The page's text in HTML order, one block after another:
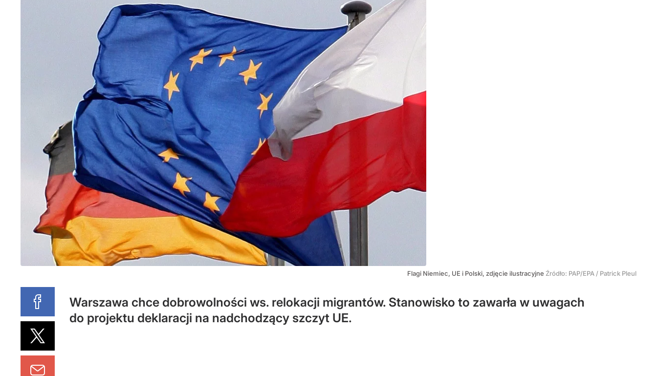
Flagi Niemiec, UE i Polski, zdjęcie ilustracyjne Źródło: PAP/EPA / Patrick Pleul
Warszawa chce dobrowolności ws. relokacji migrantów. Stanowisko to zawarła w uwagach
do projektu deklaracji na nadchodzący szczyt UE.